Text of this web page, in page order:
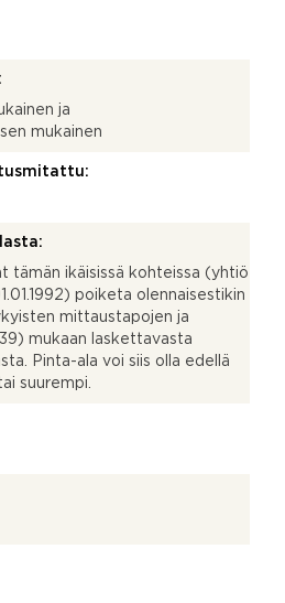
ja
mukainen
tämän ikäisissä kohteissa (yhtiö
poiketa olennaisestikin
mittaustapojen ja
mukaan laskettavasta
Pinta-ala voi siis olla edellä
suurempi.